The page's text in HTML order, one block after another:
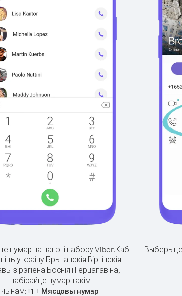
нумар на панэлі набору Viber.Каб
у краіну Брытанскія Віргінскія
з рэгіёна Боснія і Герцагавіна,
набірайце нумар такім
чынам:+1 + Мясцовы нумар
Выберыце